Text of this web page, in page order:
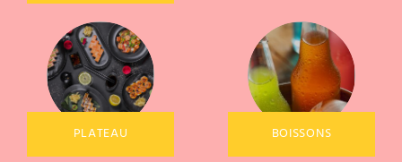
PLATEAU BOISSONS